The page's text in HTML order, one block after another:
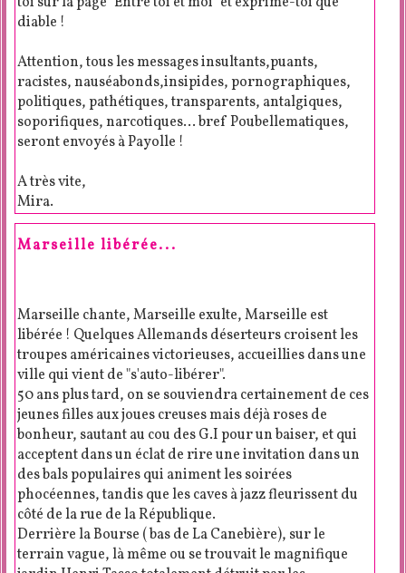
diable !
Attention, tous les messages insultants,puants,
racistes, nauséabonds,insipides, pornographiques,
politiques, pathétiques, transparents, antalgiques,
soporifiques, narcotiques... bref Poubellematiques,
seront envoyés à Payolle !
A très vite,
Mira.
Marseille libérée...
Marseille chante, Marseille exulte, Marseille est
libérée ! Quelques Allemands déserteurs croisent les
troupes américaines victorieuses, accueillies dans une
ville qui vient de "s'auto-libérer".
50 ans plus tard, on se souviendra certainement de ces
jeunes filles aux joues creuses mais déjà roses de
bonheur, sautant au cou des G.I pour un baiser, et qui
acceptent dans un éclat de rire une invitation dans un
des bals populaires qui animent les soirées
phocéennes, tandis que les caves à jazz fleurissent du
côté de la rue de la République.
Derrière la Bourse ( bas de La Canebière), sur le
terrain vague, là même ou se trouvait le magnifique